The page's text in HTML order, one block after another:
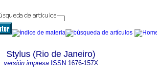
Stylus (Rio de Janeiro)
versión impresaISSN 1676-157X